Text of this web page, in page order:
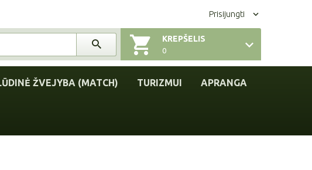
Prisijungti
KREPŠELIS
0
ŽVEJYBA (MATCH) TURIZMUI APRANGA